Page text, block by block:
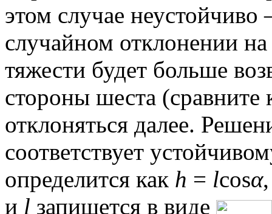
этом случае
случайном отклонении
тяжести будет больше
стороны шеста (сравните
отклоняться далее.
соответствует
определится как h = lcosα
и l запишется в виде